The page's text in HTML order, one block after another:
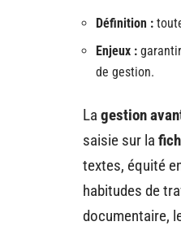
Définition :
Enjeux :
de gestion.
La gestion
saisie sur la
textes, équité
habitudes de
documentaire,